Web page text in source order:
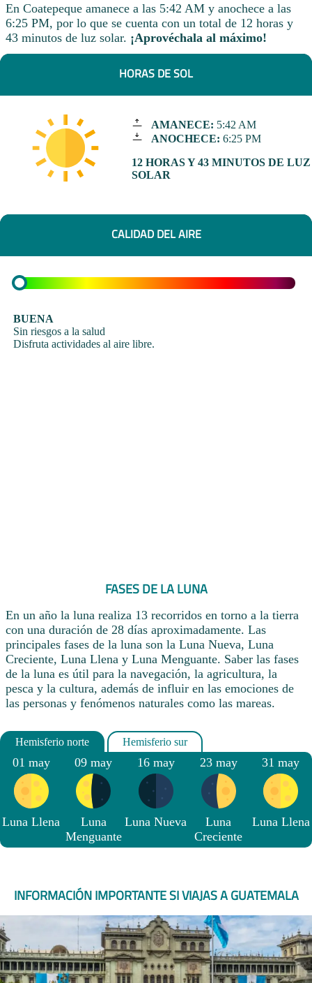
En Coatepeque amanece a las 5:42 AM y anochece a las
6:25 PM, por lo que se cuenta con un total de 12 horas y
43 minutos de luz solar. ¡Aprovéchala al máximo!
HORAS DE SOL
AMANECE: 5:42 AM
ANOCHECE: 6:25 PM
12 HORAS Y 43 MINUTOS DE LUZ
SOLAR
CALIDAD DEL AIRE
BUENA
Sin riesgos a la salud
Disfruta actividades al aire libre.
FASES DE LA LUNA
En un año la luna realiza 13 recorridos en torno a la tierra
con una duración de 28 días aproximadamente. Las
principales fases de la luna son la Luna Nueva, Luna
Creciente, Luna Llena y Luna Menguante. Saber las fases
de la luna es útil para la navegación, la agricultura, la
pesca y la cultura, además de influir en las emociones de
las personas y fenómenos naturales como las mareas.
01 may
Luna Llena
09 may
Luna
Menguante
16 may
Luna Nueva
23 may
Luna
Creciente
31 may
Luna Llena
INFORMACIÓN IMPORTANTE SI VIAJAS A GUATEMALA